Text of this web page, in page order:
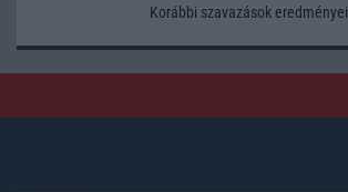
Korábbi szavazások eredményei